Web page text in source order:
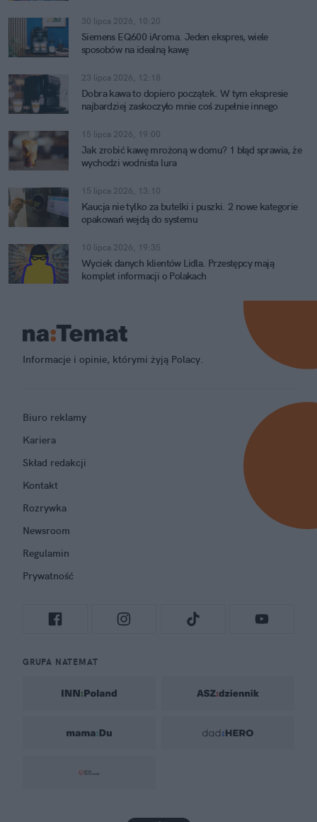
30 lipca 2026, 10:20
Siemens EQ600 iAroma. Jeden ekspres, wiele
sposobów na idealną kawę
23 lipca 2026, 12:18
Dobra kawa to dopiero początek. W tym ekspresie
najbardziej zaskoczyło mnie coś zupełnie innego
15 lipca 2026, 19:00
Jak zrobić kawę mrożoną w domu? 1 błąd sprawia, że
wychodzi wodnista lura
15 lipca 2026, 13:10
Kaucja nie tylko za butelki i puszki. 2 nowe kategorie
opakowań wejdą do systemu
10 lipca 2026, 19:35
Wyciek danych klientów Lidla. Przestępcy mają
komplet informacji o Polakach
Informacje i opinie, którymi żyją Polacy.
Biuro reklamy
Kariera
Skład redakcji
Kontakt
Rozrywka
Newsroom
Regulamin
Prywatność
GRUPA NATEMAT